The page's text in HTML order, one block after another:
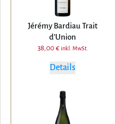
Jérémy Bardiau Trait
d’Union
38,00 € inkl. MwSt.
Details